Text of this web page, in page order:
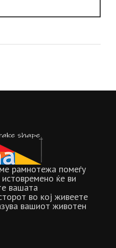
рамнотежа помеѓу
ќе ви
вашата
во кој живеете
вашиот животен